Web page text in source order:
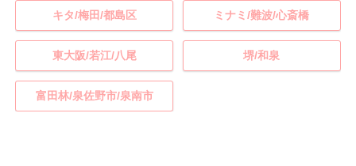
キタ/梅田/都島区 ミナミ/難波/心斎橋
東大阪/若江/八尾 堺/和泉
富田林/泉佐野市/泉南市